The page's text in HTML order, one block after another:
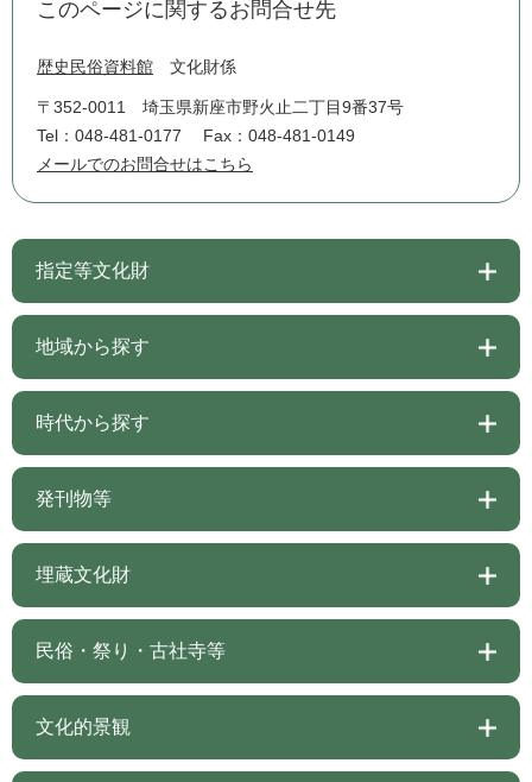
このページに関するお問合せ先
歴史民俗資料館 文化財係
〒352-0011
埼玉県新座市野火止二丁目9番37号
Tel：048-481-0177
Fax：048-481-0149
メールでのお問合せはこちら
指定等文化財
地域から探す
時代から探す
発刊物等
埋蔵文化財
民俗・祭り・古社寺等
文化的景観